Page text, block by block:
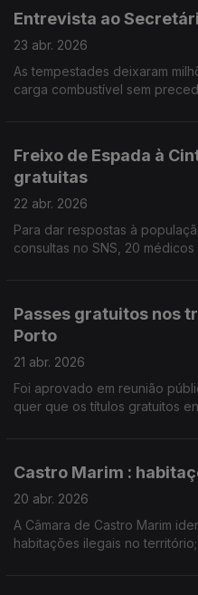
Entrevista ao
23 abr. 2026
As tempestades deixaram
carga combustível sem
Freixo de Espada à
gratuitas
22 abr. 2026
Para dar respostas à
consultas no SNS, 20
Passes gratuitos nos
Porto
21 abr. 2026
Foi aprovado em reunião pública de
quer que os títulos gratuitos
Castro Marim :
20 abr. 2026
A Câmara de Castro Marim
habitações ilegais no